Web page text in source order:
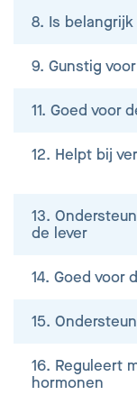
8. Is belangrijk
9. Gunstig
11. Goed voor
12. Helpt bij
13.
de lever
14. Goed voor
15.
16. Reguleert
hormonen